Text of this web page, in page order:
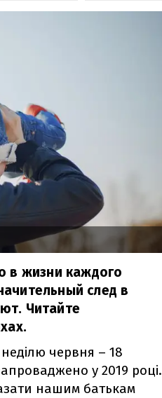
в жизни каждого
след в
Читайте
червня – 18
у 2019 році.
нашим батькам